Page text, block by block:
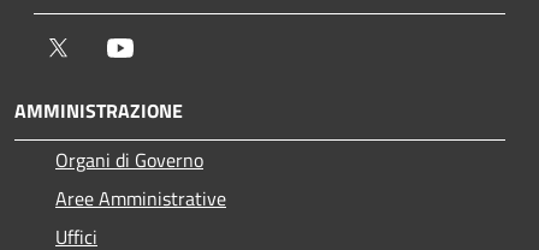
Twitter
AMMINISTRAZIONE
Organi di Governo
Aree Amministrative
Uffici